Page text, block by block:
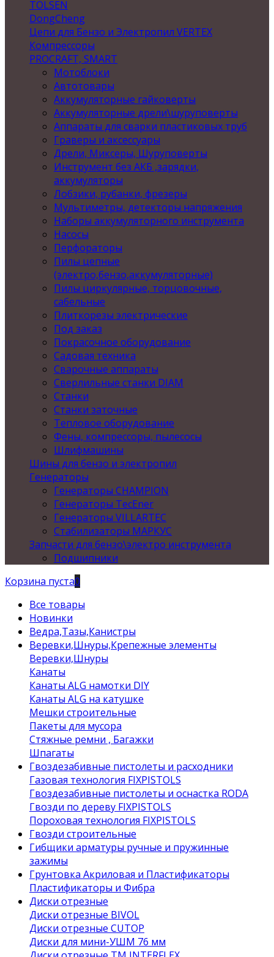
TOLSEN
DongCheng
Цепи для Бензо и Электропил VERTEX
Компрессоры
PROCRAFT, SMART
Мотоблоки
Автотовары
Аккумуляторные гайковерты
Аккумуляторные дрели\шуруповерты
Аппараты для сварки пластиковых труб
Граверы и аксессуары
Дрели, Миксеры, Шуруповерты
Инструмент без АКБ ,зарядки,
аккумуляторы
Лобзики, рубанки, фрезеры
Мультиметры, детекторы напряжения
Наборы аккумуляторного инструмента
Насосы
Перфораторы
Пилы цепные
(электро,бензо,аккумуляторные)
Пилы циркулярные, торцовочные,
сабельные
Плиткорезы электрические
Под заказ
Покрасочное оборудование
Садовая техника
Сварочные аппараты
Сверлильные станки DIAM
Станки
Станки заточные
Тепловое оборудование
Фены, компрессоры, пылесосы
Шлифмашины
Шины для бензо и электропил
Генераторы
Генераторы CHAMPION
Генераторы TecEner
Генераторы VILLARTEC
Стабилизаторы МАРКУС
Запчасти для бензо\электро инструмента
Подшипники
Корзина пуста0
Все товары
Новинки
Ведра,Тазы,Канистры
Веревки,Шнуры,Крепежные элементы
Веревки,Шнуры
Канаты
Канаты ALG намотки DIY
Канаты ALG на катушке
Мешки строительные
Пакеты для мусора
Стяжные ремни , Багажки
Шпагаты
Гвоздезабивные пистолеты и расходники
Газовая технология FIXPISTOLS
Гвоздезабивные пистолеты и оснастка RODA
Гвозди по дереву FIXPISTOLS
Пороховая технология FIXPISTOLS
Гвозди строительные
Гибщики арматуры ручные и пружинные
зажимы
Грунтовка Акриловая и Пластификаторы
Пластификаторы и Фибра
Диски отрезные
Диски отрезные BIVOL
Диски отрезные CUTOP
Диски для мини-УШМ 76 мм